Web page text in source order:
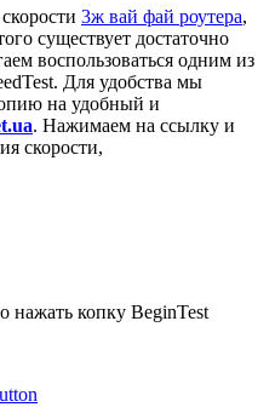
3ж вай фай роутера,
существует достаточно
воспользоваться одним из
Для удобства мы
на удобный и
. Нажимаем на ссылку и
скорости,
нажать копку BeginTest